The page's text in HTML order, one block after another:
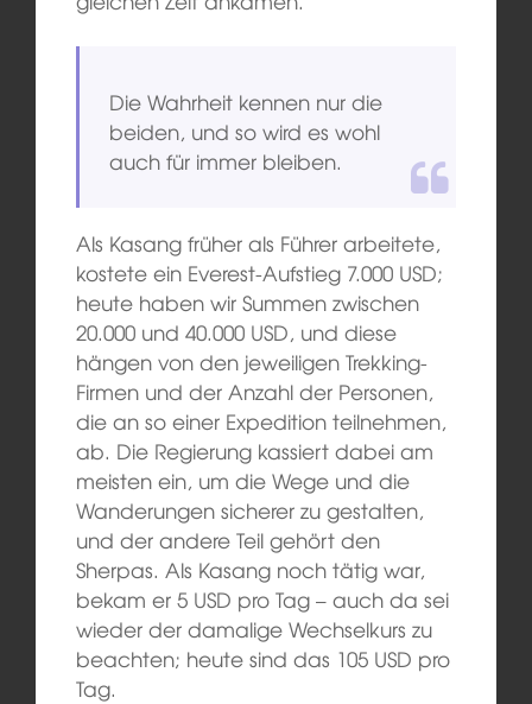
Die Wahrheit kennen nur die
beiden, und so wird es wohl
auch für immer bleiben.
Als Kasang früher als Führer arbeitete,
kostete ein Everest-Aufstieg 7.000 USD;
heute haben wir Summen zwischen
20.000 und 40.000 USD, und diese
hängen von den jeweiligen Trekking-
Firmen und der Anzahl der Personen,
die an so einer Expedition teilnehmen,
ab. Die Regierung kassiert dabei am
meisten ein, um die Wege und die
Wanderungen sicherer zu gestalten,
und der andere Teil gehört den
Sherpas. Als Kasang noch tätig war,
bekam er 5 USD pro Tag – auch da sei
wieder der damalige Wechselkurs zu
beachten; heute sind das 105 USD pro
Tag.